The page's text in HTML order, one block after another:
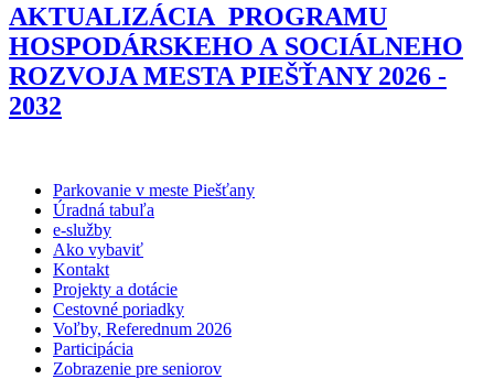
AKTUALIZÁCIA PROGRAMU
HOSPODÁRSKEHO A SOCIÁLNEHO
ROZVOJA MESTA PIEŠŤANY 2026 -
2032
Parkovanie v meste Piešťany
Úradná tabuľa
e-služby
Ako vybaviť
Kontakt
Projekty a dotácie
Cestovné poriadky
Voľby, Referednum 2026
Participácia
Zobrazenie pre seniorov